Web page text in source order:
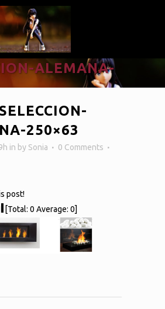
ALEMANA-
250×63
in by Sonia
0 Comments
post!
[Total: 0 Average: 0]